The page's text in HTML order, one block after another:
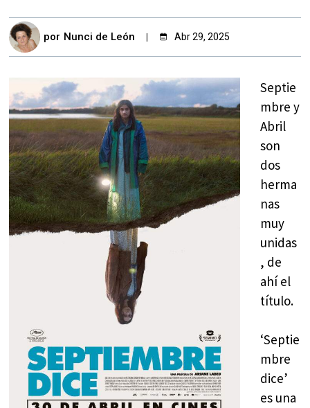
por Nunci de León Abr 29, 2025
Septie
mbre y
Abril
son
dos
herma
nas
muy
unidas
, de
ahí el
título.
‘Septie
mbre
dice’
es una